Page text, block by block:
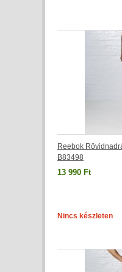
Reebok
B83498
13 990 Ft
Nincs készleten